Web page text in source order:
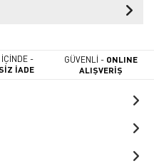
İÇİNDE -
İADE
GÜVENLİ - ONLINE
ALIŞVERİŞ